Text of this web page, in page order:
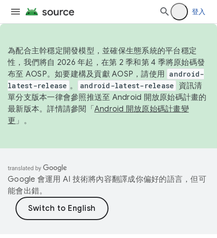
登入
為配合主幹穩定開發模型，並確保生態系統的平台穩定
性，我們將自 2026 年起，在第 2 季和第 4 季將原始碼發
布至 AOSP。如要建構及貢獻 AOSP，請使用 android-
latest-release 。 android-latest-release
資訊清
單分支版本一律會參照推送至 Android 開放原始碼計畫的
最新版本。詳情請參閱「 Android 開放原始碼計畫變
更 」。
Google 會運用 AI 技術將內容翻譯成你偏好的語言，但可
能會出錯。